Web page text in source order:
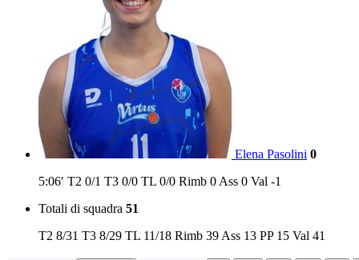
Elena Pasolini 0
5:06′ T2 0/1 T3 0/0 TL 0/0 Rimb 0 Ass 0 Val -1
Totali di squadra 51
T2 8/31 T3 8/29 TL 11/18 Rimb 39 Ass 13 PP 15 Val 41